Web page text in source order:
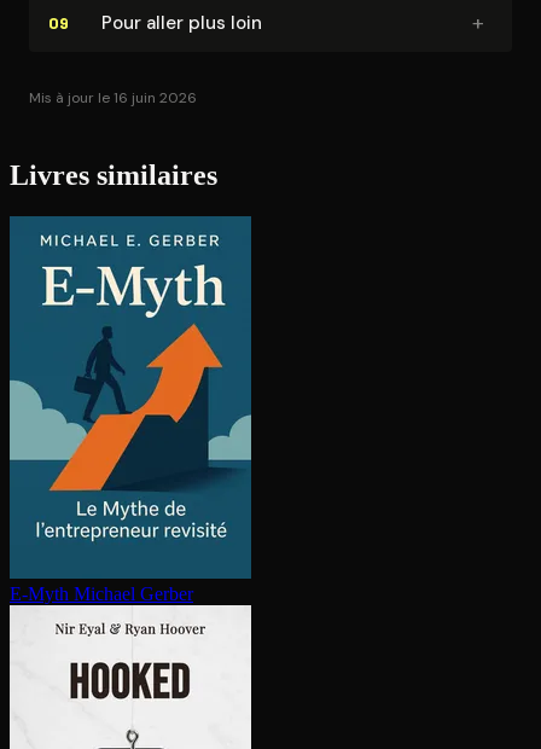
09 Pour aller plus loin +
Mis à jour le 16 juin 2026
Livres similaires
E-Myth Michael Gerber